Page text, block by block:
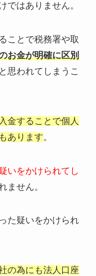
ではありません。
ことで税務署や取
お金が明確に区別
思われてしまうこ
金することで個人
あります。
いをかけられてし
ません。
た疑いをかけられ
の為にも法人口座